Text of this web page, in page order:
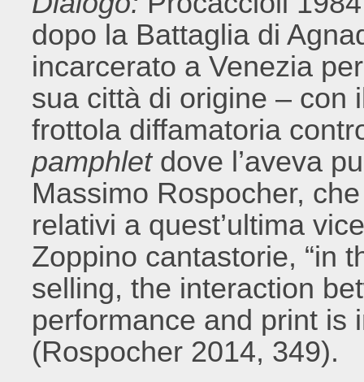
dopo la Battaglia di
incarcerato a Venezia
sua città di origine – con
frottola diffamatoria
pamphletdove l’aveva
Massimo Rospocher,
relativi a quest’ultima
Zoppino cantastorie, “in
selling, the interaction
performance and print is
(Rospocher 2014, 349).